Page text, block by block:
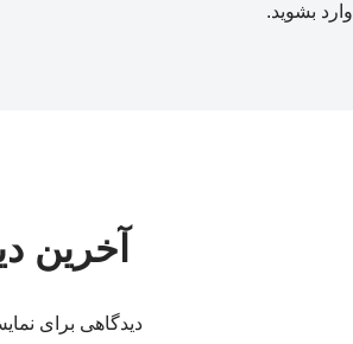
وارد بشوید.
آخرین
دیدگاهی برای